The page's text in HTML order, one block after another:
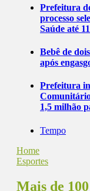
Prefeitura
processo
Saúde até
Bebê de
após
Prefeitura
1,5 milhão
Tempo
Home
Esportes
Mais de